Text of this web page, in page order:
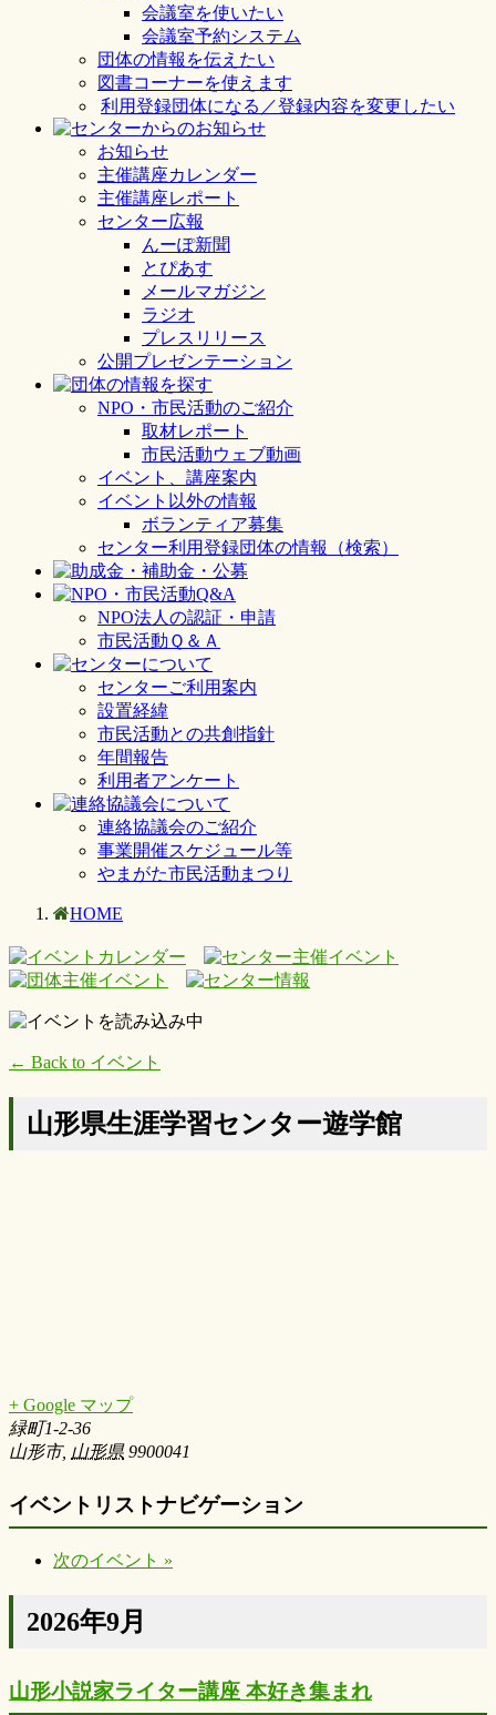
会議室を使いたい
会議室予約システム
団体の情報を伝えたい
図書コーナーを使えます
利用登録団体になる／登録内容を変更したい
お知らせ
主催講座カレンダー
主催講座レポート
センター広報
んーぽ新聞
とぴあす
メールマガジン
ラジオ
プレスリリース
公開プレゼンテーション
NPO・市民活動のご紹介
取材レポート
市民活動ウェブ動画
イベント、講座案内
イベント以外の情報
ボランティア募集
センター利用登録団体の情報（検索）
NPO法人の認証・申請
市民活動Ｑ＆Ａ
センターご利用案内
設置経緯
市民活動との共創指針
年間報告
利用者アンケート
連絡協議会のご紹介
事業開催スケジュール等
やまがた市民活動まつり
HOME
← Back to イベント
山形県生涯学習センター遊学館
+ Google マップ
緑町1-2-36
山形市, 山形県 9900041
イベントリストナビゲーション
次のイベント »
2026年9月
山形小説家ライター講座 本好き集まれ